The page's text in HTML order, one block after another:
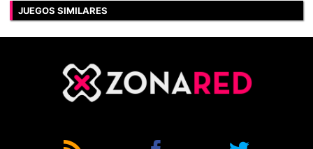
JUEGOS SIMILARES